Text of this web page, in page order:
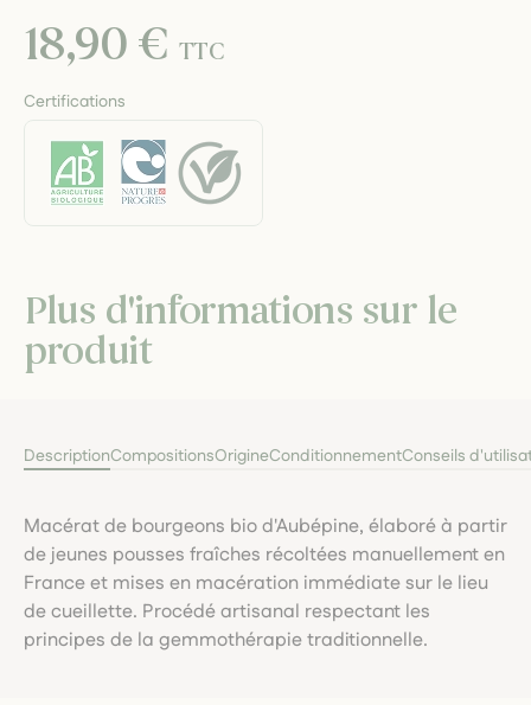
18,90 €TTC
Certifications
Plus d'informations sur le
produit
DescriptionCompositionsOrigineConditionnementConseils
Macérat de bourgeons bio d'Aubépine, élaboré à partir
de jeunes pousses fraîches récoltées manuellement en
France et mises en macération immédiate sur le lieu
de cueillette. Procédé artisanal respectant les
principes de la gemmothérapie traditionnelle.